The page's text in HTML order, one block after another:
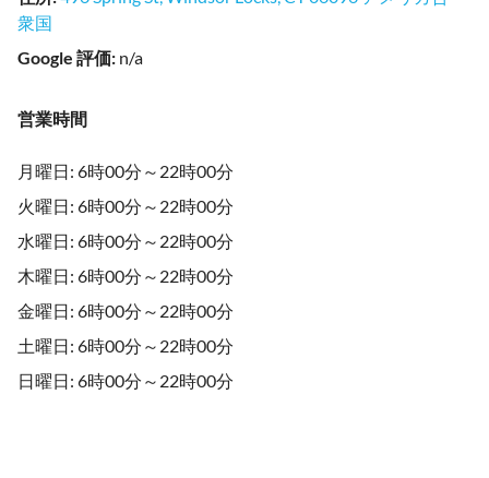
衆国
Google 評価: n/a
営業時間
月曜日: 6時00分～22時00分
火曜日: 6時00分～22時00分
水曜日: 6時00分～22時00分
木曜日: 6時00分～22時00分
金曜日: 6時00分～22時00分
土曜日: 6時00分～22時00分
日曜日: 6時00分～22時00分